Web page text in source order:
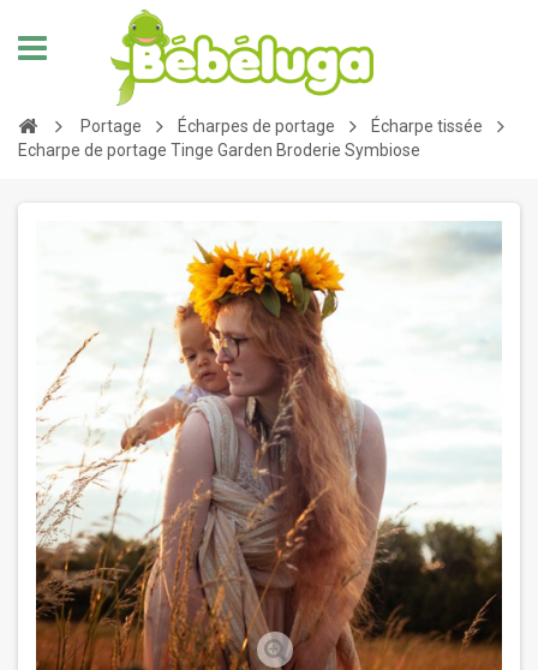
Portage Écharpes de portage
Écharpe tissée
Echarpe de portage Tinge Garden Broderie Symbiose